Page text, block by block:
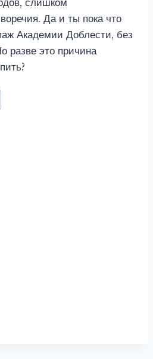
слишком
Да и ты пока что
Академии Доблести, без
разве это причина